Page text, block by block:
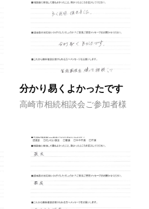
分かり易くよかったです
高崎市相続相談会ご参加者様